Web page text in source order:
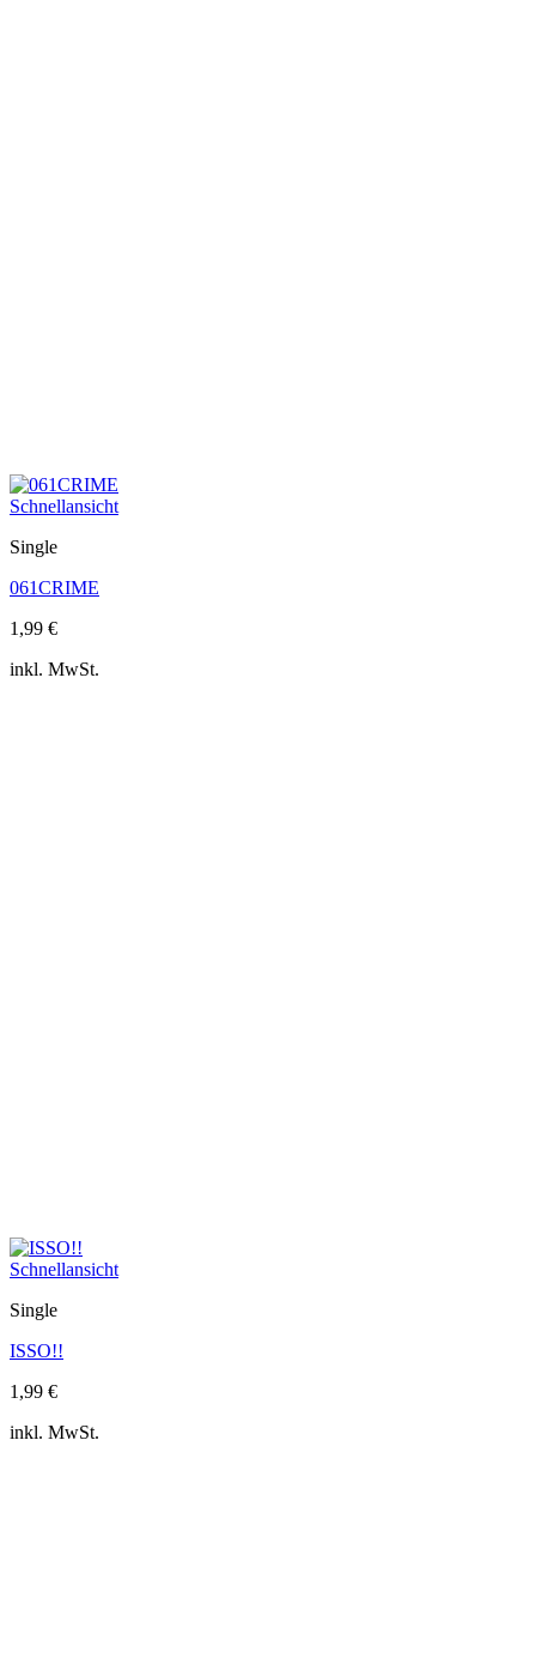
Schnellansicht
Single
061CRIME
1,99 €
inkl. MwSt.
Schnellansicht
Single
ISSO!!
1,99 €
inkl. MwSt.